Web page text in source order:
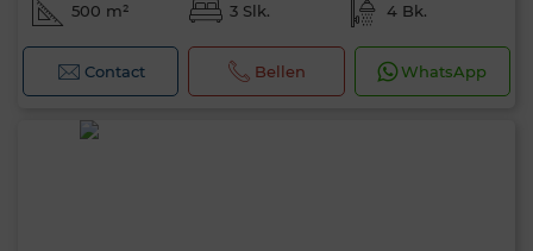
500 m² 3 Slk. 4 Bk.
Contact Bellen WhatsApp